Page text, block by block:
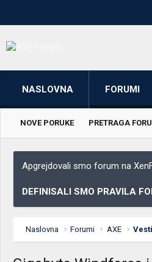
NASLOVNA FORUMI
NOVE PORUKE PRETRAGA
Apgrejdovali smo forum na
DEFINISALI SMO PRAVILA
Naslovna Forumi AXE